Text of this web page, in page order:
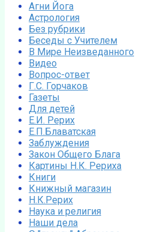
Агни Йога
Астрология
Без рубрики
Беседы с Учителем
В Мире Неизведанного
Видео
Вопрос-ответ
Г.С. Горчаков
Газеты
Для детей
Е.И. Рерих
Е.П.Блаватская
Заблуждения
Закон Общего Блага
Картины Н.К. Рериха
Книги
Книжный магазин
Н.К.Рерих
Наука и религия
Наши дела